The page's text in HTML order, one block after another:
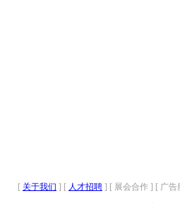
[ 关于我们 ] [ 人才招聘 ] [ 展会合作 ] [ 广